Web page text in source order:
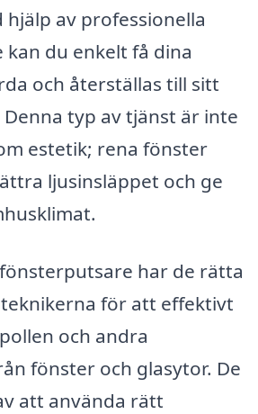
hjälp av professionella
du enkelt få dina
och återställas till sitt
typ av tjänst är inte
estetik; rena fönster
ljusinsläppet och ge
har de rätta
för att effektivt
och andra
fönster och glasytor. De
att använda rätt